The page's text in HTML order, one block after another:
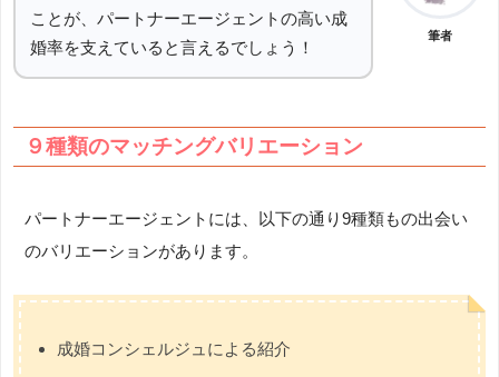
ことが、パートナーエージェントの高い成
婚率を支えていると言えるでしょう！
筆者
９種類のマッチングバリエーション
パートナーエージェントには、以下の通り9種類もの出会い
のバリエーションがあります。
成婚コンシェルジュによる紹介